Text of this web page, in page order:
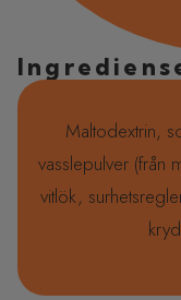
Maltodextrin,
vasslepulver (från
vitlök,